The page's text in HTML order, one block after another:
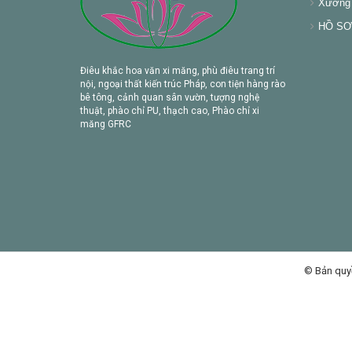
Điêu khắc hoa văn xi măng, phù điêu trang trí
nội, ngoại thất kiến trúc Pháp, con tiện hàng rào
bê tông, cảnh quan sân vườn, tượng nghệ
thuật, phào chỉ PU, thạch cao, Phào chỉ xi
măng GFRC
Xưởng
HỒ SƠ
© Bản